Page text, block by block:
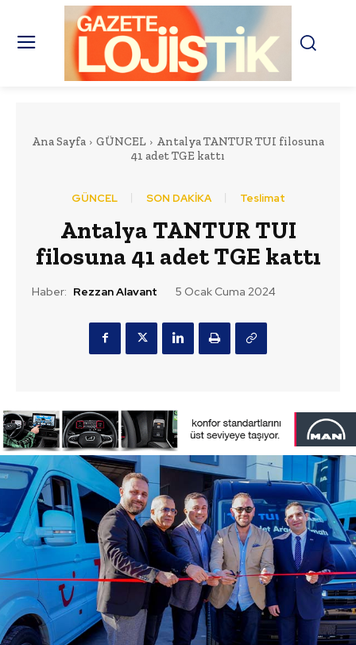
Ana Sayfa GÜNCEL
Antalya TANTUR TUI filosuna
41 adet TGE kattı
GÜNCEL SON DAKİKA Teslimat
Antalya TANTUR TUI
filosuna 41 adet TGE kattı
Haber: Rezzan Alavant 5 Ocak Cuma 2024